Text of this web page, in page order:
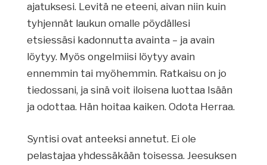
ajatuksesi. Levitä ne eteeni, aivan niin kuin
tyhjennät laukun omalle pöydällesi
etsiessäsi kadonnutta avainta – ja avain
löytyy. Myös ongelmiisi löytyy avain
ennemmin tai myöhemmin. Ratkaisu on jo
tiedossani, ja sinä voit iloisena luottaa Isään
ja odottaa. Hän hoitaa kaiken. Odota Herraa.
Syntisi ovat anteeksi annetut. Ei ole
pelastajaa yhdessäkään toisessa. Jeesuksen